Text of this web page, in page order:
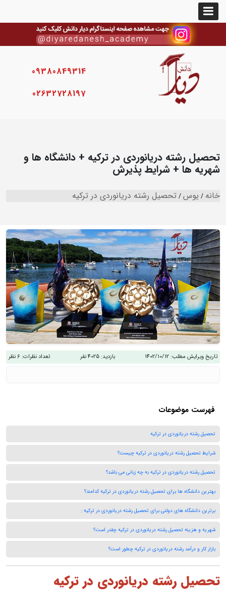
09380849314
02632728197
تحصیل رشته دریانوردی در ترکیه + دانشگاه ها و
شهریه ها + شرایط پذیرش
خانه یوس تحصیل رشته دریانوردی در ترکیه
تاریخ ویرایش مطلب: 1402/10/12 بازدید: 4025 نفر تعداد نظرات: 6 نظر
فهرست موضوعات
تحصیل رشته دریانوردی در ترکیه
شرایط تحصیل رشته دریانوردی در ترکیه چیست؟
تحصیل رشته دریانوردی در ترکیه به چه زبانی می باشد؟
بهترین دانشگاه ها برای تحصیل رشته دریانوردی در ترکیه کدامند؟
برترین دانشگاه های دولتی برای تحصیل رشته دریانوردی در ترکیه :
شهریه و هزینه تحصیل رشته دریانوردی در ترکیه چقدر است؟
بازار کار و درآمد رشته دریانوردی در ترکیه چطور است؟
تحصیل رشته دریانوردی در ترکیه